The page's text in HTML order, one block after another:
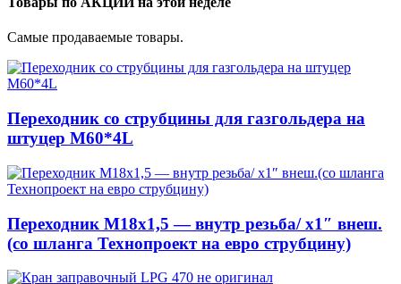
Самые продаваемые товары.
Переходник со струбцины для газгольдера на
штуцер М60*4L
Переходник М18х1,5 — внутр резьба/ x1″ внеш.
(со шланга Технопроект на евро струбцину)